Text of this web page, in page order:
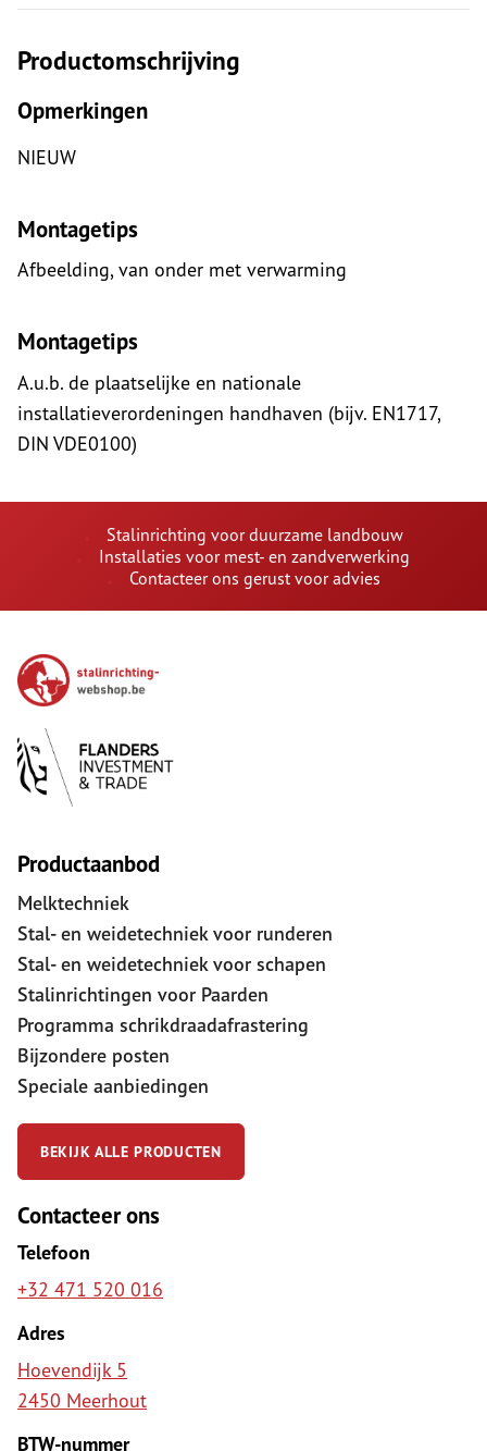
Productomschrijving
Opmerkingen
NIEUW
Montagetips
Afbeelding, van onder met verwarming
Montagetips
A.u.b. de plaatselijke en nationale
installatieverordeningen handhaven (bijv. EN1717,
DIN VDE0100)
Stalinrichting voor duurzame landbouw
Installaties voor mest- en zandverwerking
Contacteer ons gerust voor advies
Productaanbod
Melktechniek
Stal- en weidetechniek voor runderen
Stal- en weidetechniek voor schapen
Stalinrichtingen voor Paarden
Programma schrikdraadafrastering
Bijzondere posten
Speciale aanbiedingen
BEKIJK ALLE PRODUCTEN
Contacteer ons
Telefoon
+32 471 520 016
Adres
Hoevendijk 5
2450 Meerhout
BTW-nummer